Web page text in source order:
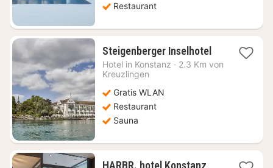
Restaurant
Steigenberger Inselhotel1
Nacht
Hotel in Konstanz · 2.3 Km von
Kreuzlingen
Gratis WLAN
Restaurant
Sauna
HARBR. hotel Konstanz1